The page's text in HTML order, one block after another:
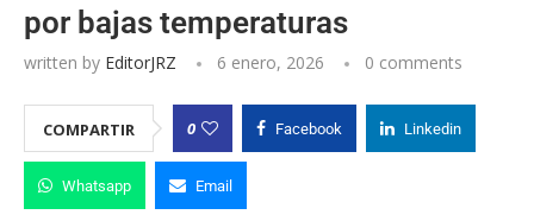
por bajas temperaturas
written by EditorJRZ 6 enero, 2026 0 comments
COMPARTIR 0 Facebook Linkedin
Whatsapp Email